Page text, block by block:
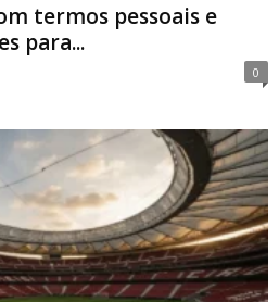
termos pessoais e
para...
0